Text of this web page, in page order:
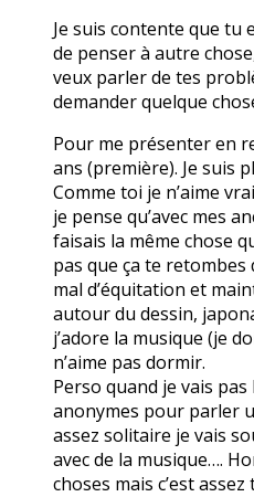
Je suis contente que tu
de penser à autre
veux parler de tes
demander quelque
Pour me présenter en
ans (première). Je suis
Comme toi je n’aime
je pense qu’avec mes
faisais la même chose
pas que ça te retombes
mal d’équitation et
autour du dessin,
j’adore la musique (je
n’aime pas dormir.
Perso quand je vais
anonymes pour parler
assez solitaire je vais
avec de la musique….
choses mais c’est